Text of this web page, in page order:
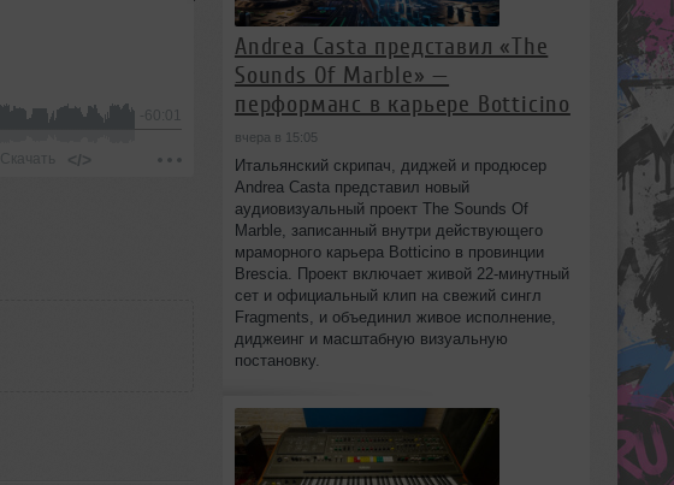
-60:01
Скачать </>
Andrea Casta представил «The
Sounds Of Marble» —
перформанс в карьере Botticino
вчера в 15:05
Итальянский скрипач, диджей и продюсер
Andrea Casta представил новый
аудиовизуальный проект The Sounds Of
Marble, записанный внутри действующего
мраморного карьера Botticino в провинции
Brescia. Проект включает живой 22‑минутный
сет и официальный клип на свежий сингл
Fragments, и объединил живое исполнение,
диджеинг и масштабную визуальную
постановку.